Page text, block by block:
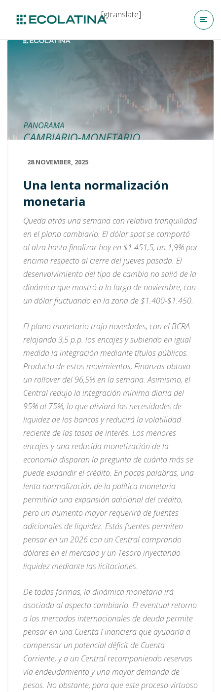
[gtranslate]
28 NOVEMBER, 2025
Una lenta normalización
monetaria
Queda atrás una semana con relativa tranquilidad
en el plano cambiario. El dólar spot se comportó
al alza hasta finalizar hoy en $1.451,5, un 1,9% por
encima respecto al cierre del jueves pasada. El
desenvolvimiento del tipo de cambio no salió de la
dinámica que mostró a lo largo de noviembre, con
un dólar fluctuando en la zona de $1.400-$1.450.
El plano monetario trajo novedades, con el BCRA
relajando 3,5 p.p. los encajes y subiendo en igual
medida la integración mediante títulos públicos.
Producto de estos movimientos, Finanzas obtuvo
un rollover del 96,5% en la semana. Asimismo, el
Central redujo la integración mínima diaria del
95% al 75%, lo que aliviará las necesidades de
liquidez de los bancos y reducirá la volatilidad
reciente de las tasas de interés. Los menores
encajes y una reducida monetización de la
economía disparan la pregunta de cuánto más se
puede expandir el crédito. En pocas palabras, una
lenta normalización de la política monetaria
permitiría una expansión adicional del crédito,
pero un aumento mayor requerirá de fuentes
adicionales de liquidez. Estás fuentes permiten
pensar en un 2026 con un Central comprando
dólares en el mercado y un Tesoro inyectando
liquidez mediante las licitaciones.
De todas formas, la dinámica monetaria irá
asociada al aspecto cambiario. El eventual retorno
a los mercados internacionales de deuda permite
pensar en una Cuenta Financiera que ayudaría a
compensar un potencial déficit de Cuenta
Corriente, y a un Central recomponiendo reservas
vía endeudamiento y una mayor demanda de
pesos. No obstante, para que este proceso virtuoso